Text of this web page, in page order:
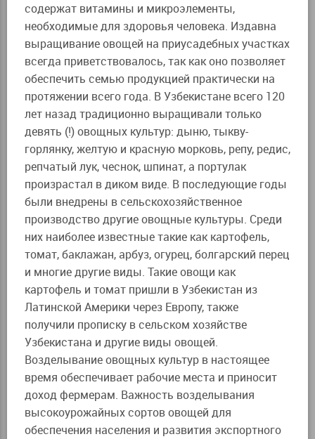
содержат витамины и микроэлементы,
необходимые для здоровья человека. Издавна
выращивание овощей на приусадебных участках
всегда приветствовалось, так как оно позволяет
обеспечить семью продукцией практически на
протяжении всего года. В Узбекистане всего 120
лет назад традиционно выращивали только
девять (!) овощных культур: дыню, тыкву-
горлянку, желтую и красную морковь, репу, редис,
репчатый лук, чеснок, шпинат, а портулак
произрастал в диком виде. В последующие годы
были внедрены в сельскохозяйственное
производство другие овощные культуры. Среди
них наиболее известные такие как картофель,
томат, баклажан, арбуз, огурец, болгарский перец
и многие другие виды. Такие овощи как
картофель и томат пришли в Узбекистан из
Латинской Америки через Европу, также
получили прописку в сельском хозяйстве
Узбекистана и другие виды овощей.
Возделывание овощных культур в настоящее
время обеспечивает рабочие места и приносит
доход фермерам. Важность возделывания
высокоурожайных сортов овощей для
обеспечения населения и развития экспортного